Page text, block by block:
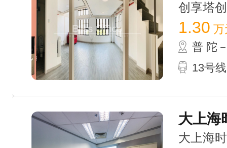
创享塔
1.30 万
普 陀
13号
大上海
大上海